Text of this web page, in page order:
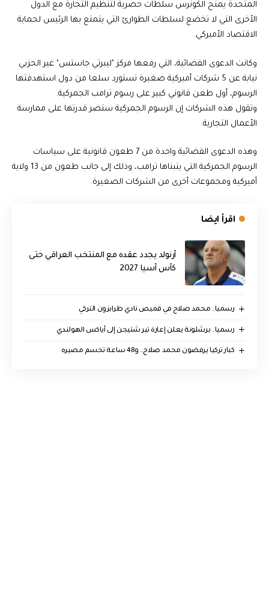
المتحدة يمنح الكونرس سلطات حصرية لتنظيم التجارة مع الدول
الأخرى التي لا تخضع لسلطات الطوارئ التي يتمتع بها الرئيس لحماية
الاقتصاد الأميركي.
وكانت الدعوى القضائية، التي رفعها مركز "ليبرتي جاستس" غير الحزبي
نيابة عن 5 شركات أميركية صغيرة تستورد سلعا من دول استهدفتها
الرسوم، أول طعن قانوني كبير على رسوم ترامب الجمركية.
وتقول هذه الشركات إن الرسوم الجمركية ستضر قدرتها على ممارسة
الأعمال التجارية.
وهذه الدعوى القضائية واحدة من 7 طعون قانونية على سياسات
الرسوم الجمركية التي يتبناها ترامب، وذلك إلى جانب طعون من 13 ولاية
أميركية ومجموعات أخرى من الشركات الصغيرة.
اقرأ ايضا
أرنولد يجدد عقده مع المنتخب العراقي حتى
كأس آسيا 2027
رسميا.. محمد صلاح في قميص نادي طرابزون التركي
رسميا.. برشلونة يعلن إعارة تير شتيجن إلى أياكس الهولندي
كبار تركيا يرفضون محمد صلاح.. و48 ساعة تحسم مصيره